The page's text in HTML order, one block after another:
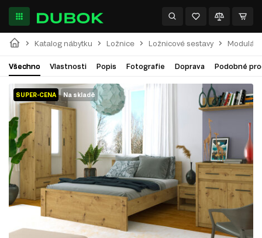
Katalog nábytku Ložnice Ložnicové sestavy
Všechno Vlastnosti Popis Fotografie Doprava Podobné
SUPER-CENA Na skladě